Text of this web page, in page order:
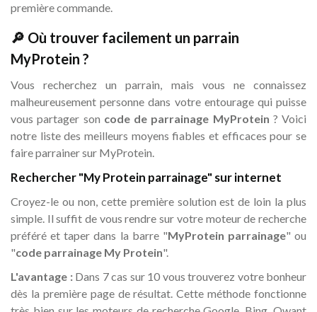
première commande.
🔎 Où trouver facilement un parrain
MyProtein ?
Vous recherchez un parrain, mais vous ne connaissez
malheureusement personne dans votre entourage qui puisse
vous partager son code de parrainage MyProtein ? Voici
notre liste des meilleurs moyens fiables et efficaces pour se
faire parrainer sur MyProtein.
Rechercher "My Protein parrainage" sur internet
Croyez-le ou non, cette première solution est de loin la plus
simple. Il suffit de vous rendre sur votre moteur de recherche
préféré et taper dans la barre "MyProtein parrainage" ou
"code parrainage My Protein".
L'avantage :Dans 7 cas sur 10 vous trouverez votre bonheur
dès la première page de résultat. Cette méthode fonctionne